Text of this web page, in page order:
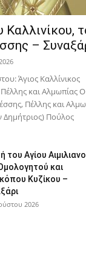
Καλλινίκου,
–
Άγιος Καλλίνικος
και Αλμωπίας
Πέλλης και
Δημήτριος) Πούλος
του Αγίου
και
Κυζίκου –
2026